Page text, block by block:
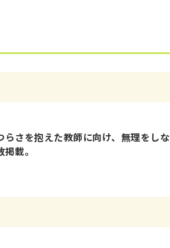
さを抱えた教師に向け、無理をしな
載。